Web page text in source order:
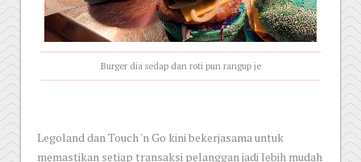
Burger dia sedap dan roti pun rangup je
Legoland dan Touch 'n Go kini bekerjasama untuk
memastikan setiap transaksi pelanggan jadi lebih mudah